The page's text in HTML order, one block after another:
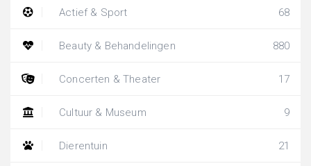
Actief & Sport 68
Beauty & Behandelingen 880
Concerten & Theater 17
Cultuur & Museum 9
Dierentuin 21